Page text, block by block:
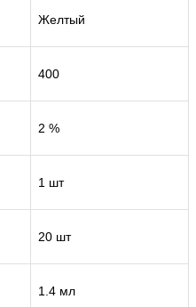
Желтый
400
2 %
1 шт
20 шт
1.4 мл